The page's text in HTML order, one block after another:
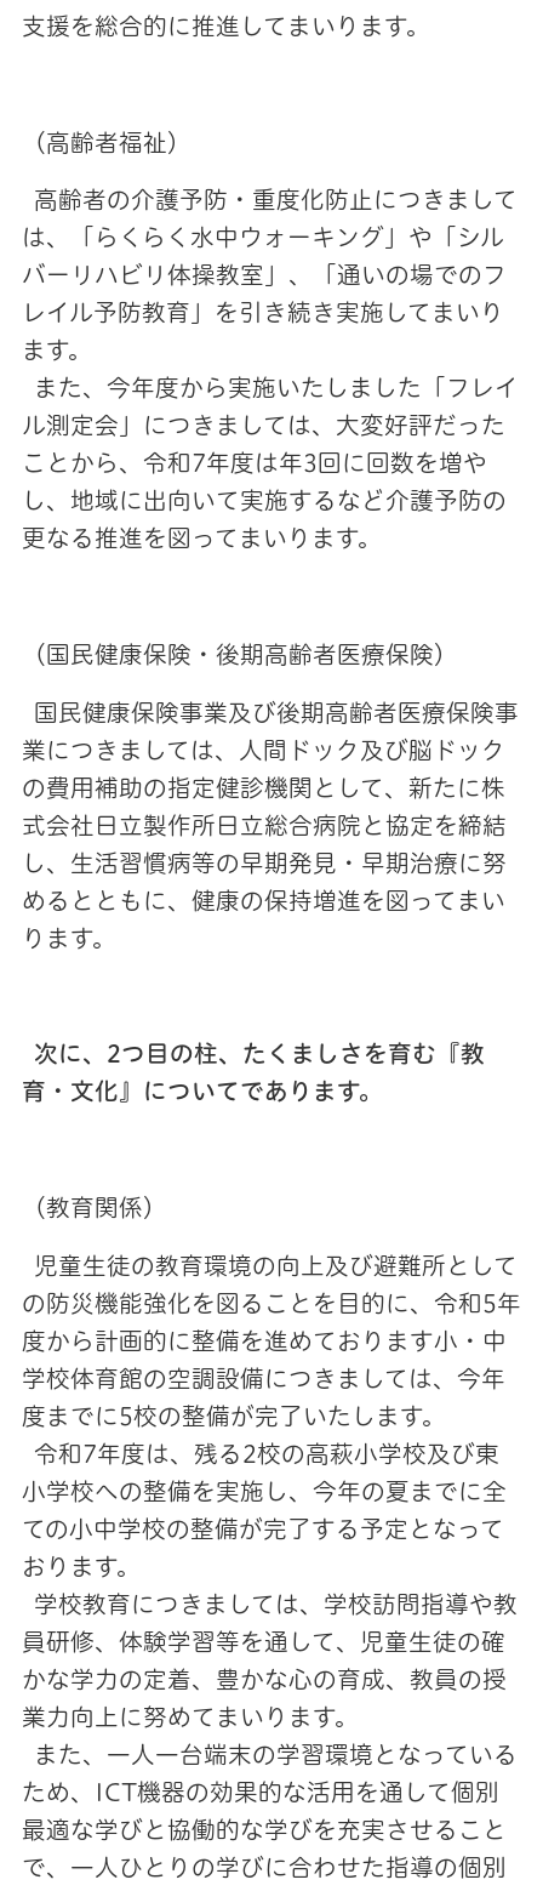
支援を総合的に推進してまいります。
（高齢者福祉）
高齢者の介護予防・重度化防止につきまして
は、「らくらく水中ウォーキング」や「シル
バーリハビリ体操教室」、「通いの場でのフ
レイル予防教育」を引き続き実施してまいり
ます。
また、今年度から実施いたしました「フレイ
ル測定会」につきましては、大変好評だった
ことから、令和7年度は年3回に回数を増や
し、地域に出向いて実施するなど介護予防の
更なる推進を図ってまいります。
（国民健康保険・後期高齢者医療保険）
国民健康保険事業及び後期高齢者医療保険事
業につきましては、人間ドック及び脳ドック
の費用補助の指定健診機関として、新たに株
式会社日立製作所日立総合病院と協定を締結
し、生活習慣病等の早期発見・早期治療に努
めるとともに、健康の保持増進を図ってまい
ります。
次に、2つ目の柱、たくましさを育む『教
育・文化』についてであります。
（教育関係）
児童生徒の教育環境の向上及び避難所として
の防災機能強化を図ることを目的に、令和5年
度から計画的に整備を進めております小・中
学校体育館の空調設備につきましては、今年
度までに5校の整備が完了いたします。
令和7年度は、残る2校の高萩小学校及び東
小学校への整備を実施し、今年の夏までに全
ての小中学校の整備が完了する予定となって
おります。
学校教育につきましては、学校訪問指導や教
員研修、体験学習等を通して、児童生徒の確
かな学力の定着、豊かな心の育成、教員の授
業力向上に努めてまいります。
また、一人一台端末の学習環境となっている
ため、ICT機器の効果的な活用を通して個別
最適な学びと協働的な学びを充実させること
で、一人ひとりの学びに合わせた指導の個別